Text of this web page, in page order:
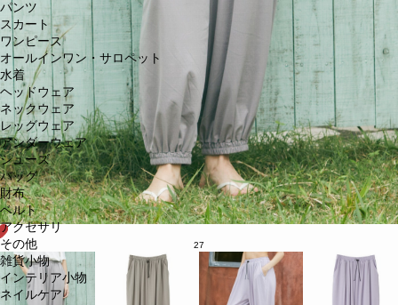
パンツ
スカート
ワンピース
オールインワン・サロペット
水着
ヘッドウェア
ネックウェア
レッグウェア
アンダーウェア
シューズ
バッグ
財布
ベルト
アクセサリ
その他
雑貨小物
インテリア小物
ネイルケア
27